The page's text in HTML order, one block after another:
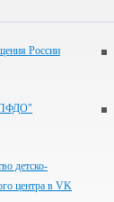
России
детско-
центра в VK